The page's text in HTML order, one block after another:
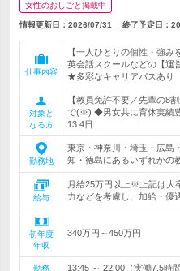
女性のおしごと掲載中
情報更新日：2026/07/31 終了予定日：
仕事内容
【一人ひとりの個性・強み
英会話スクールなどの【運
★多彩なキャリアパスあり
対象と
なる方
【教員免許不要／先輩の8
で(※) ◆男女共に育休実績
13.4日
勤務地
東京・神奈川・埼玉・広島
知・徳島にあるいずれかの
給与
月給25万円以上※上記は大
力などを考慮し、加給・優
初年度
年収
340万円～450万円
勤務
13:45 ～ 22:00（実働7.5時